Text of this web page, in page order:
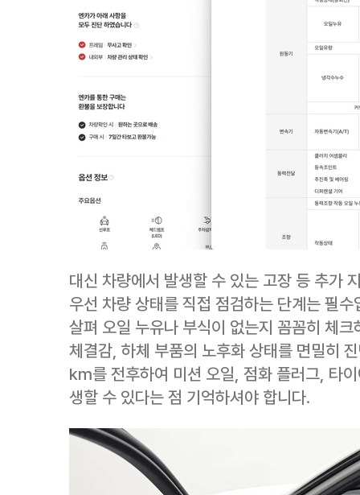
대신 차량에서 발생할 수 있는 고장 등 추가
우선 차량 상태를 직접 점검하는 단계는 필
살펴 오일 누유나 부식이 없는지 꼼꼼히 체
체결감, 하체 부품의 노후화 상태를 면밀히
km를 전후하여 미션 오일, 점화 플러그, 타
생할 수 있다는 점 기억하셔야 합니다.